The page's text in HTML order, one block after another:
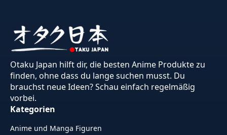
Otaku Japan hilft dir, die besten Anime Produkte zu
finden, ohne dass du lange suchen musst. Du
brauchst neue Ideen? Schau einfach regelmäßig
vorbei.
Kategorien
Anime und Manga Figuren